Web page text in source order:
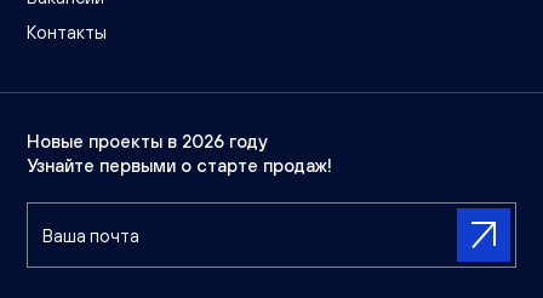
Контакты
Новые проекты в 2026 году
Узнайте первыми о старте продаж!